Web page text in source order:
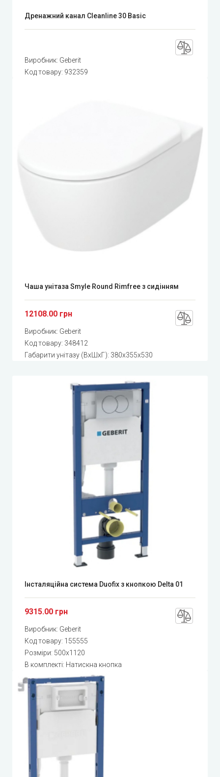
Дренажний канал Cleanline 30 Basic
Виробник: Geberit
Код товару: 932359
Чаша унітаза Smyle Round Rimfree з сидінням
12108.00 грн
Виробник: Geberit
Код товару: 348412
Габарити унітазу (ВхШхГ): 380x355x530
Інсталяційна система Duofix з кнопкою Delta 01
9315.00 грн
Виробник: Geberit
Код товару: 155555
Розміри: 500x1120
В комплекті: Натискна кнопка